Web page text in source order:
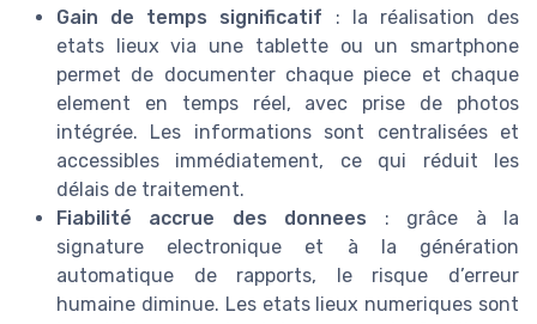
Gain de temps significatif : la réalisation des
etats lieux via une tablette ou un smartphone
permet de documenter chaque piece et chaque
element en temps réel, avec prise de photos
intégrée. Les informations sont centralisées et
accessibles immédiatement, ce qui réduit les
délais de traitement.
Fiabilité accrue des donnees : grâce à la
signature electronique et à la génération
automatique de rapports, le risque d’erreur
humaine diminue. Les etats lieux numeriques sont